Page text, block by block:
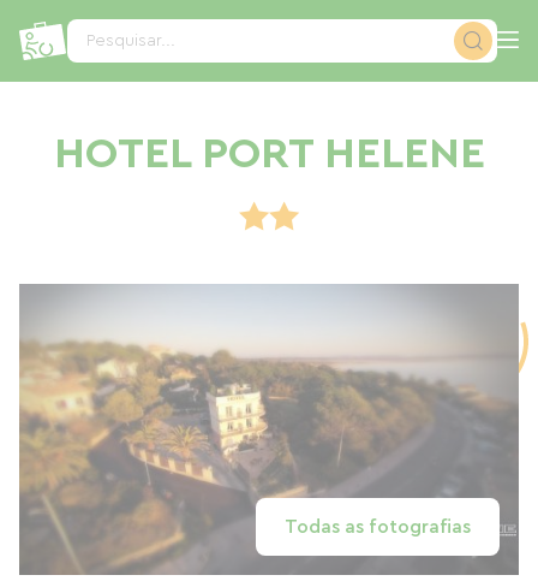
Pesquisar...
HOTEL PORT HELENE
Todas as fotografias
Painel de Gerenciamento de Cookies